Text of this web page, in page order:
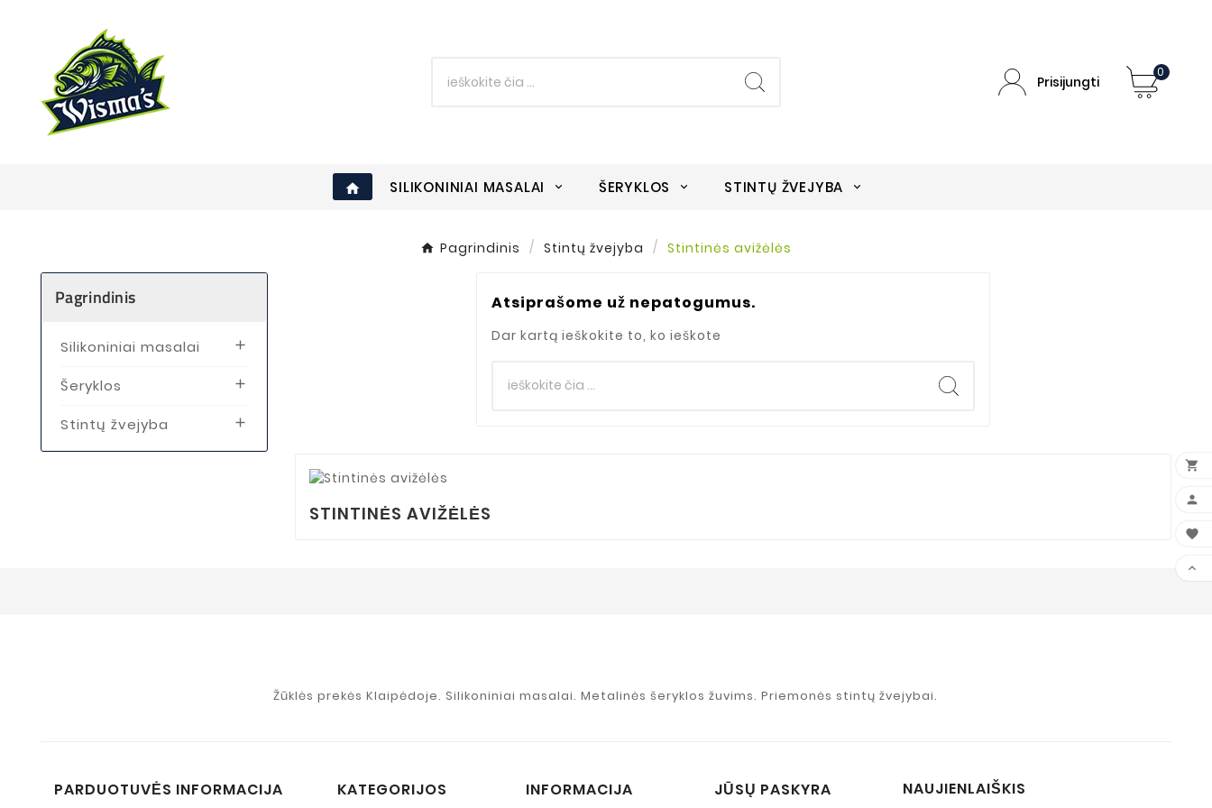
Prisijungti
0
home SILIKONINIAI MASALAI ŠERYKLOS STINTŲ ŽVEJYBA
Pagrindinis Stintų žvejyba Stintinės avižėlės
Pagrindinis
Silikoniniai masalai 
Šeryklos 
Stintų žvejyba 
Atsiprašome už nepatogumus.
Dar kartą ieškokite to, ko ieškote
STINTINĖS AVIŽĖLĖS
Žūklės prekės Klaipėdoje. Silikoniniai masalai. Metalinės šeryklos žuvims. Priemonės stintų žvejybai.
PARDUOTUVĖS INFORMACIJA KATEGORIJOS INFORMACIJA JŪSŲ PASKYRA NAUJIENLAIŠKIS



